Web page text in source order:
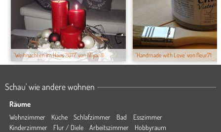
'Weihnachten im Haus 2017' von lillyan11 'Handmade with Love' von fleur71
Schau' wie andere wohnen
Räume
Wohnzimmer Küche Schlafzimmer Bad
Esszimmer
Kinderzimmer
Flur / Diele Arbeitszimmer
Hobbyraum